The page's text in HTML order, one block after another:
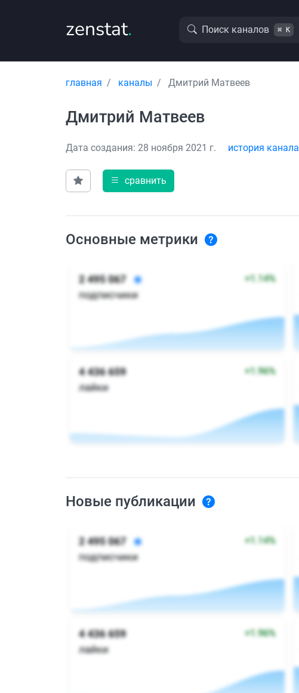
zenstat. Поиск каналов ⌘ K
главная каналы Дмитрий Матвеев
Дмитрий Матвеев
Дата создания: 28 ноября 2021 г. история канала
сравнить
Основные метрики
Новые публикации